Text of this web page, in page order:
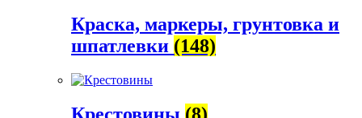
Краска, маркеры, грунтовка и
шпатлевки (148)
Крестовины (8)